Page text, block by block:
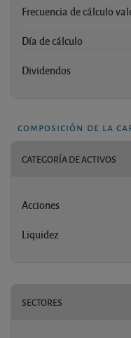
Frecuencia de cálculo
Día de cálculo
Dividendos
composición de la
CATEGORÍA DE ACTIVOS
Acciones
Liquidez
SECTORES